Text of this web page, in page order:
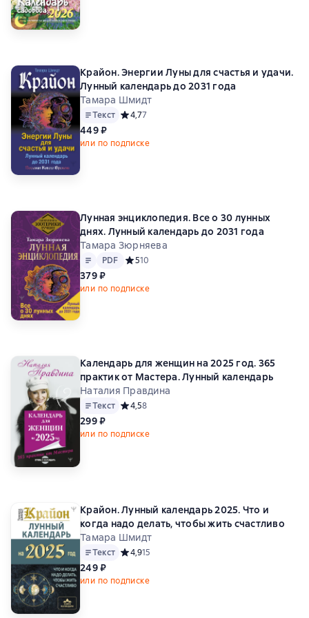
Крайон. Энергии Луны для счастья и удачи.
Лунный календарь до 2031 года
Тамара Шмидт
Текст Средний рейтинг 4,7 на основе 7 оценок
4,77
449 ₽
или по подписке
Лунная энциклопедия. Все о 30 лунных
днях. Лунный календарь до 2031 года
Тамара Зюрняева
Текст PDF
PDF Средний рейтинг 5 на основе 10 оценок
510
379 ₽
или по подписке
Календарь для женщин на 2025 год. 365
практик от Мастера. Лунный календарь
Наталия Правдина
Текст Средний рейтинг 4,5 на основе 8 оценок
4,58
299 ₽
или по подписке
Крайон. Лунный календарь 2025. Что и
когда надо делать, чтобы жить счастливо
Тамара Шмидт
Текст Средний рейтинг 4,9 на основе 15 оценок
4,915
249 ₽
или по подписке